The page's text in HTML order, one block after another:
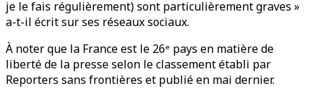
je le fais régulièrement) sont particulièrement graves »
a-t-il écrit sur ses réseaux sociaux.
À noter que la France est le 26ᵉ pays en matière de
liberté de la presse selon le classement établi par
Reporters sans frontières et publié en mai dernier.